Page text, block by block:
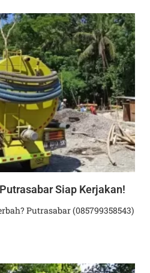
Siap Kerjakan!
Putrasabar (085799358543)